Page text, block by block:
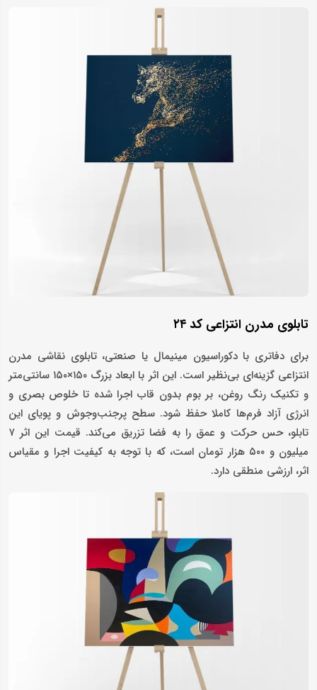
تابلوی مدرن انتزاعی کد ۲۴
برای دفاتری با دکوراسیون مینیمال یا صنعتی، تابلوی نقاشی مدرن
انتزاعی گزینه‌ای بی‌نظیر است. این اثر با ابعاد بزرگ ۱۵۰×۱۵۰ سانتی‌متر
و تکنیک رنگ روغن، بر بوم بدون قاب اجرا شده تا خلوص بصری و
انرژی آزاد فرم‌ها کاملا حفظ شود. سطح پرجنب‌وجوش و پویای این
تابلو، حس حرکت و عمق را به فضا تزریق می‌کند. قیمت این اثر ۷
میلیون و ۵۰۰ هزار تومان است، که با توجه به کیفیت اجرا و مقیاس
اثر، ارزشی منطقی دارد.